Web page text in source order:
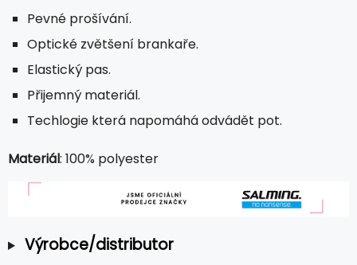
Pevné prošívání.
Optické zvětšení brankaře.
Elastický pas.
Přijemný materiál.
Techlogie která napomáhá odvádět pot.
Materiál: 100% polyester
Výrobce/distributor